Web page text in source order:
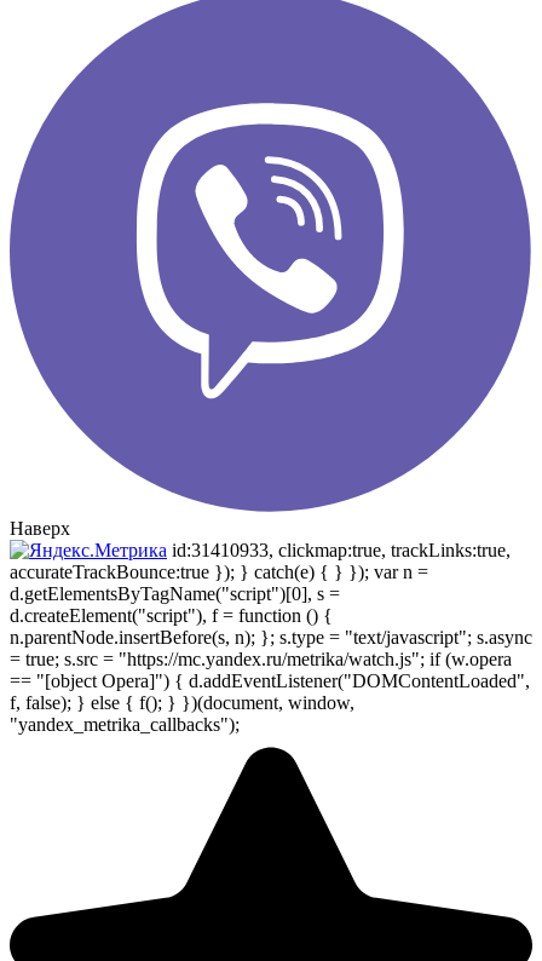
Наверх
id:31410933, clickmap:true, trackLinks:true,
accurateTrackBounce:true }); } catch(e) { } }); var n =
d.getElementsByTagName("script")[0], s =
d.createElement("script"), f = function () {
n.parentNode.insertBefore(s, n); }; s.type = "text/javascript"; s.async
= true; s.src = "https://mc.yandex.ru/metrika/watch.js"; if (w.opera
== "[object Opera]") { d.addEventListener("DOMContentLoaded",
f, false); } else { f(); } })(document, window,
"yandex_metrika_callbacks");